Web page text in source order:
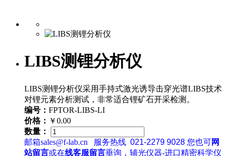
LIBS测锂分析仪
LIBS测锂分析仪采用手持式激光诱导击穿光谱LIBS技术
对锂元素分析测试，非常适合锂矿石开采检测。
编号： FPTOR-LIBS-LI
价格： ￥0.00
数量：
邮箱sales@f-lab.cn
服务热线 021-2279 9028 您也可网
站留言或在线客服留言垂询，辅光仪器-进口精密科学仪